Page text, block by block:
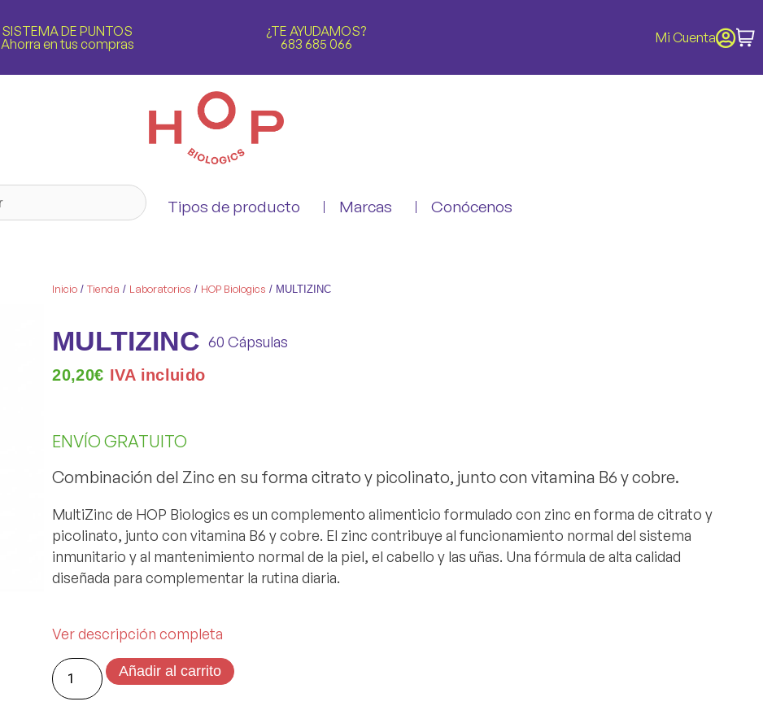
SISTEMA DE PUNTOS
Ahorra en tus compras
¿TE AYUDAMOS?
683 685 066
Mi Cuenta
Tipos de producto Marcas Conócenos
Inicio /Tienda / Laboratorios / HOP Biologics / MULTIZINC
MULTIZINC 60 Cápsulas
20,20€ IVA incluido
ENVÍO GRATUITO
Combinación del Zinc en su forma citrato y picolinato, junto con vitamina B6 y cobre.
MultiZinc de HOP Biologics es un complemento alimenticio formulado con zinc en forma de citrato y
picolinato, junto con vitamina B6 y cobre. El zinc contribuye al funcionamiento normal del sistema
inmunitario y al mantenimiento normal de la piel, el cabello y las uñas. Una fórmula de alta calidad
diseñada para complementar la rutina diaria.
Ver descripción completa
Añadir al carrito